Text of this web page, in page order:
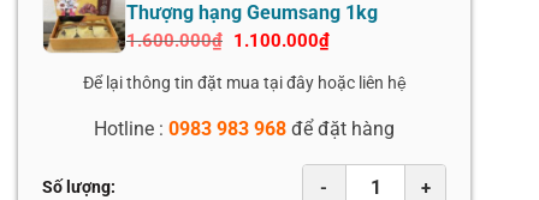
Thượng hạng Geumsang 1kg
1.600.000₫ Giá
là:
1.600.000₫.
1.100.000₫Giá
hiện
tại
là:
Để lại thông tin đặt mua tại đây hoặc liên hệ
Hotline :0983 983 968 để đặt hàng
Số lượng: - +